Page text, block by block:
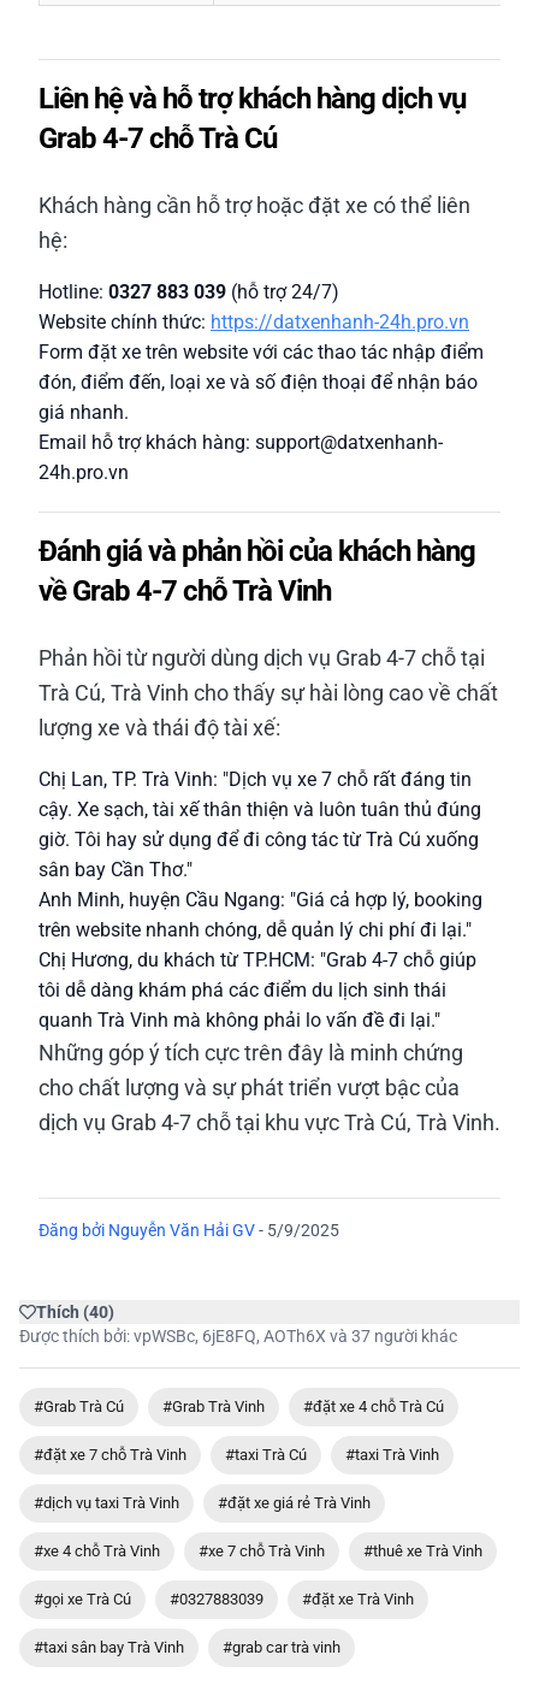
Liên hệ và hỗ trợ khách hàng dịch vụ
Grab 4-7 chỗ Trà Cú
Khách hàng cần hỗ trợ hoặc đặt xe có thể liên
hệ:
Hotline: 0327 883 039 (hỗ trợ 24/7)
Website chính thức: https://datxenhanh-24h.pro.vn
Form đặt xe trên website với các thao tác nhập điểm
đón, điểm đến, loại xe và số điện thoại để nhận báo
giá nhanh.
Email hỗ trợ khách hàng: support@datxenhanh-
24h.pro.vn
Đánh giá và phản hồi của khách hàng
về Grab 4-7 chỗ Trà Vinh
Phản hồi từ người dùng dịch vụ Grab 4-7 chỗ tại
Trà Cú, Trà Vinh cho thấy sự hài lòng cao về chất
lượng xe và thái độ tài xế:
Chị Lan, TP. Trà Vinh: "Dịch vụ xe 7 chỗ rất đáng tin
cậy. Xe sạch, tài xế thân thiện và luôn tuân thủ đúng
giờ. Tôi hay sử dụng để đi công tác từ Trà Cú xuống
sân bay Cần Thơ."
Anh Minh, huyện Cầu Ngang: "Giá cả hợp lý, booking
trên website nhanh chóng, dễ quản lý chi phí đi lại."
Chị Hương, du khách từ TP.HCM: "Grab 4-7 chỗ giúp
tôi dễ dàng khám phá các điểm du lịch sinh thái
quanh Trà Vinh mà không phải lo vấn đề đi lại."
Những góp ý tích cực trên đây là minh chứng
cho chất lượng và sự phát triển vượt bậc của
dịch vụ Grab 4-7 chỗ tại khu vực Trà Cú, Trà Vinh.
Đăng bởi Nguyễn Văn Hải GV- 5/9/2025
Thích (40)
Được thích bởi:vpWSBc, 6jE8FQ, AOTh6X và 37 người khác
#Grab Trà Cú #Grab Trà Vinh #đặt xe 4 chỗ Trà Cú
#đặt xe 7 chỗ Trà Vinh #taxi Trà Cú #taxi Trà Vinh
#dịch vụ taxi Trà Vinh #đặt xe giá rẻ Trà Vinh
#xe 4 chỗ Trà Vinh #xe 7 chỗ Trà Vinh #thuê xe Trà Vinh
#gọi xe Trà Cú #0327883039 #đặt xe Trà Vinh
#taxi sân bay Trà Vinh #grab car trà vinh